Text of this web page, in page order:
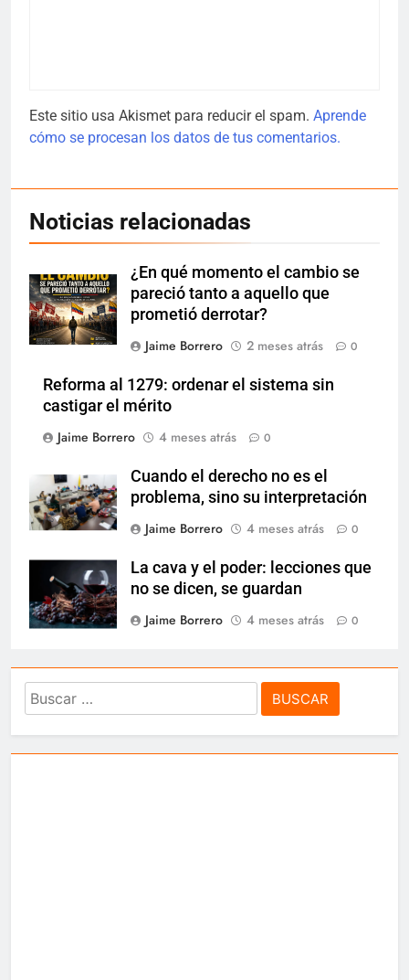
Este sitio usa Akismet para reducir el spam. Aprende
cómo se procesan los datos de tus comentarios.
Noticias relacionadas
¿En qué momento el cambio se
pareció tanto a aquello que
prometió derrotar?
Jaime Borrero
2 meses atrás 0
Reforma al 1279: ordenar el sistema sin
castigar el mérito
Jaime Borrero
4 meses atrás 0
Cuando el derecho no es el
problema, sino su interpretación
Jaime Borrero
4 meses atrás 0
La cava y el poder: lecciones que
no se dicen, se guardan
Jaime Borrero
4 meses atrás 0
Buscar: